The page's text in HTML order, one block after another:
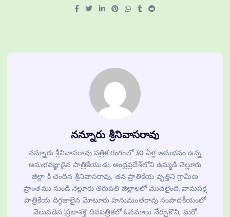
నన్నూరు శ్రీనివాసరావు
నన్నూరు శ్రీనివాసరావు పత్రిక రంగంలో 30 ఏళ్ల అనుభవం ఉన్న
అనుభవజ్ఞుడైన పాత్రికేయుడు. ఆంధ్రప్రదేశ్‌లోని ఉమ్మడి నెల్లూరు
జిల్లా కి చెందిన శ్రీనివాసరావు, తన ప్రాతికేయ వృత్తిని గ్రామీణ
ప్రాంతము నుండి నెల్లూరు తిరుపతి జిల్లాలలో మొదలైంది. వామపక్ష
పాత్రికేయ దిగ్గజాలైన మోటూరు హనుమంతరావు సంపాదకీయంలో
వెలువడిన 'ప్రజాశక్తి' దినపత్రికలో ఓనమాలు నేర్చుకొని, మరో